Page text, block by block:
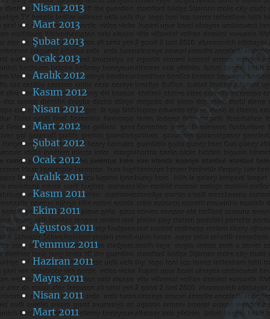
Nisan 2013
Mart 2013
Şubat 2013
Ocak 2013
Aralık 2012
Kasım 2012
Nisan 2012
Mart 2012
Şubat 2012
Ocak 2012
Aralık 2011
Kasım 2011
Ekim 2011
Ağustos 2011
Temmuz 2011
Haziran 2011
Mayıs 2011
Nisan 2011
Mart 2011